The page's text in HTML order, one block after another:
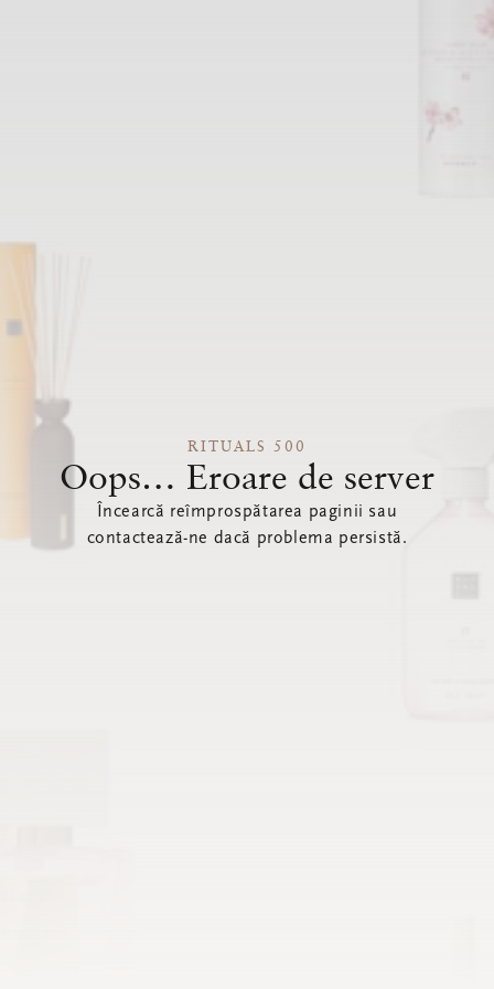
RITUALS 500
Oops… Eroare de server
Încearcă reîmprospătarea paginii sau
contactează-ne dacă problema persistă.